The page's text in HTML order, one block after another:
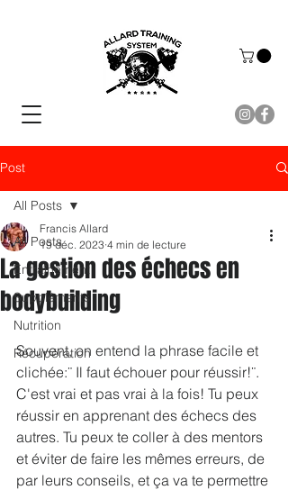
Post
All Posts
Entraînement
Suppléments
Nutrition
Récupération
All Posts
La gestion des échecs en
bodybuilding
Francis Allard
19 déc. 2023 4 min de lecture
Souvent, on entend la phrase facile et
clichée:¨ Il faut échouer pour réussir!¨.
C'est vrai et pas vrai à la fois! Tu peux
réussir en apprenant des échecs des
autres. Tu peux te coller à des mentors
et éviter de faire les mêmes erreurs, de
par leurs conseils, et ça va te permettre